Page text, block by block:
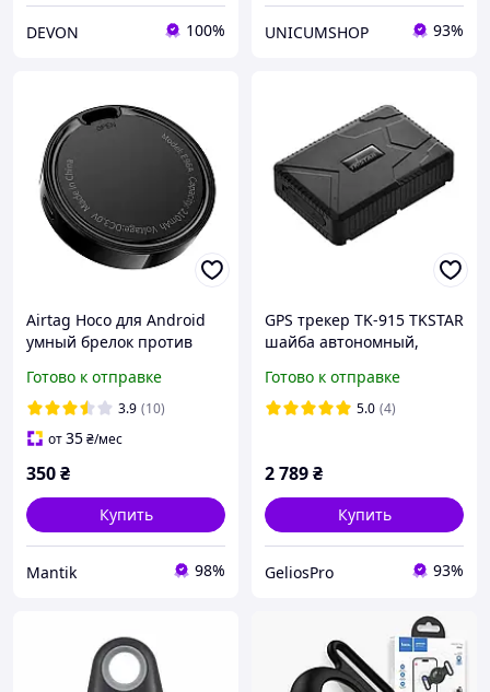
DEVON 100% UNICUMSHOP 93%
Airtag Hoco для Android
умный брелок против
ключей и домашних
животных
Готово к отправке
3.9 (10)
от35₴/мес
350₴
Купить
Mantik 98%
GPS трекер TK-915 TKSTAR
шайба автономный,
магнитами
Готово к отправке
5.0 (4)
2 789₴
Купить
GeliosPro 93%